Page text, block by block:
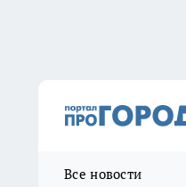
Все новости